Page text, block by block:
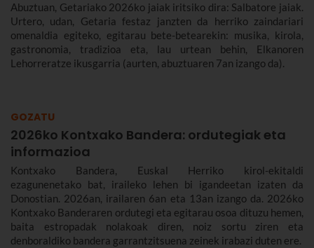
Abuztuan, Getariako 2026ko jaiak iritsiko dira: Salbatore jaiak.
Urtero, udan, Getaria festaz janzten da herriko zaindariari
omenaldia egiteko, egitarau bete-betearekin: musika, kirola,
gastronomia, tradizioa eta, lau urtean behin, Elkanoren
Lehorreratze ikusgarria (aurten, abuztuaren 7an izango da).
GOZATU
2026ko Kontxako Bandera: ordutegiak eta
informazioa
Kontxako Bandera, Euskal Herriko kirol-ekitaldi
ezagunenetako bat, iraileko lehen bi igandeetan izaten da
Donostian. 2026an, irailaren 6an eta 13an izango da. 2026ko
Kontxako Banderaren ordutegi eta egitarau osoa dituzu hemen,
baita estropadak nolakoak diren, noiz sortu ziren eta
denboraldiko bandera garrantzitsuena zeinek irabazi duten ere.